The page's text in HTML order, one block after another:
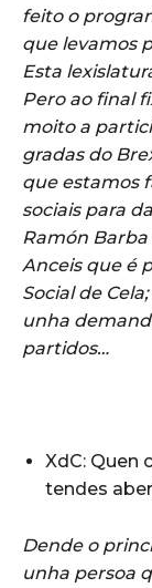
feito o
que levamos
Esta
Pero ao final
moito a
gradas do
que estamos
sociais para
Ramón
Anceis que é
Social de
unha
partidos…
XdC: Quen
tendes
Dende o
unha persoa